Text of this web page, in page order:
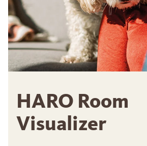
HARO Room
Visualizer